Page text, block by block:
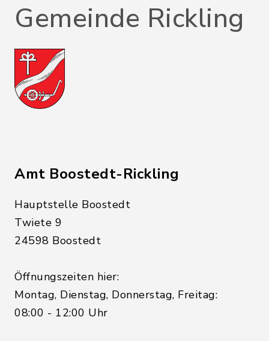
Gemeinde Rickling
Amt Boostedt-Rickling
Hauptstelle Boostedt
Twiete 9
24598 Boostedt
Öffnungszeiten hier:
Montag, Dienstag, Donnerstag, Freitag:
08:00 - 12:00 Uhr